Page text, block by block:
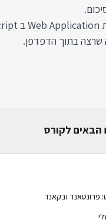
שרצה בתוך הדפדפן.
הבאים לקורס
פרונטאנד ובקאנד